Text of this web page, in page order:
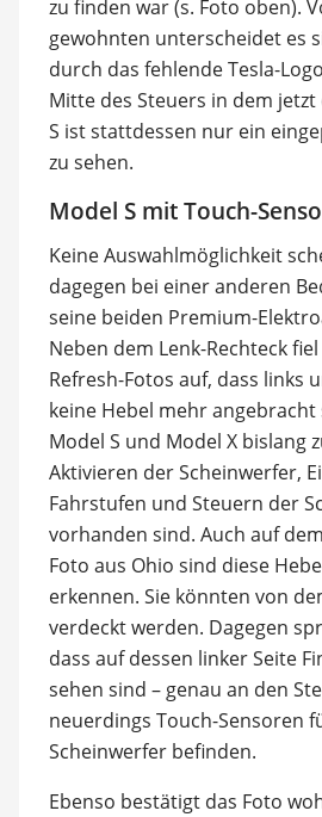
zu finden war (s. Foto oben).
gewohnten unterscheidet es
durch das fehlende Tesla-
Mitte des Steuers in dem
S ist stattdessen nur ein
zu sehen.
Model S mit Touch-
Keine Auswahlmöglichkeit
dagegen bei einer anderen
seine beiden Premium-
Neben dem Lenk-Rechteck
Refresh-Fotos auf, dass links
keine Hebel mehr angebracht
Model S und Model X bislang
Aktivieren der Scheinwerfer,
Fahrstufen und Steuern der
vorhanden sind. Auch auf
Foto aus Ohio sind diese
erkennen. Sie könnten von
verdeckt werden. Dagegen
dass auf dessen linker Seite
sehen sind – genau an den
neuerdings Touch-Sensoren
Scheinwerfer befinden.
Ebenso bestätigt das Foto